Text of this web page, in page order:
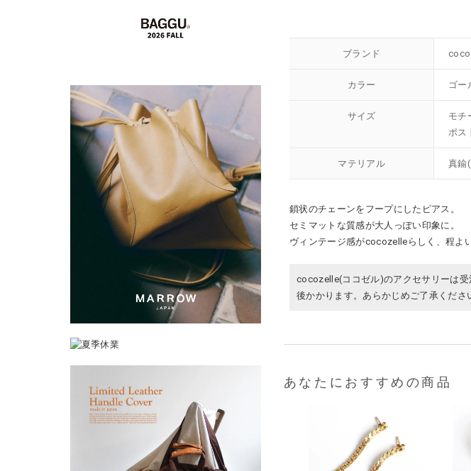
ブランド
カラー ゴー
サイズ
モチ
ポス
マテリアル 真鍮
鎖状のチェーンをフープにしたピアス。
セミマットな質感が大人っぽい印象に。
ヴィンテージ感がcocozelleらしく、程よ
cocozelle(ココゼル)のアクセサリーは
後かかります。あらかじめご了承くださ
あなたにおすすめの商品